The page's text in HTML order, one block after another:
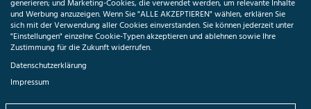
ToolPool Gesundheitsforschung
Folgen Sie uns:
generieren; und Marketing-Cookies, die verwendet werden, um relevante Inhalte
und Werbung anzuzeigen. Wenn Sie "ALLE AKZEPTIEREN" wählen, erklären Sie
sich mit der Verwendung aller Cookies einverstanden. Sie können jederzeit unter
"Einstellungen" einzelne Cookie-Typen akzeptieren und ablehnen sowie Ihre
Zustimmung für die Zukunft widerrufen.
Datenschutzerklärung
Impressum